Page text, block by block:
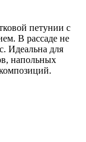
петунии с
В рассаде не
Идеальна для
напольных